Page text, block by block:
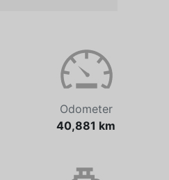
Odometer
40,881 km